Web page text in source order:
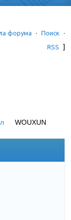
форума · Поиск
·
RSS
]
WOUXUN